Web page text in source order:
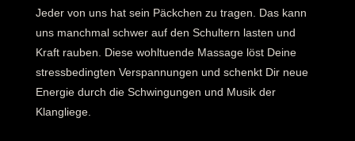
Jeder von uns hat sein Päckchen zu tragen. Das kann
uns manchmal schwer auf den Schultern lasten und
Kraft rauben. Diese wohltuende Massage löst Deine
stressbedingten Verspannungen und schenkt Dir neue
Energie durch die Schwingungen und Musik der
Klangliege.